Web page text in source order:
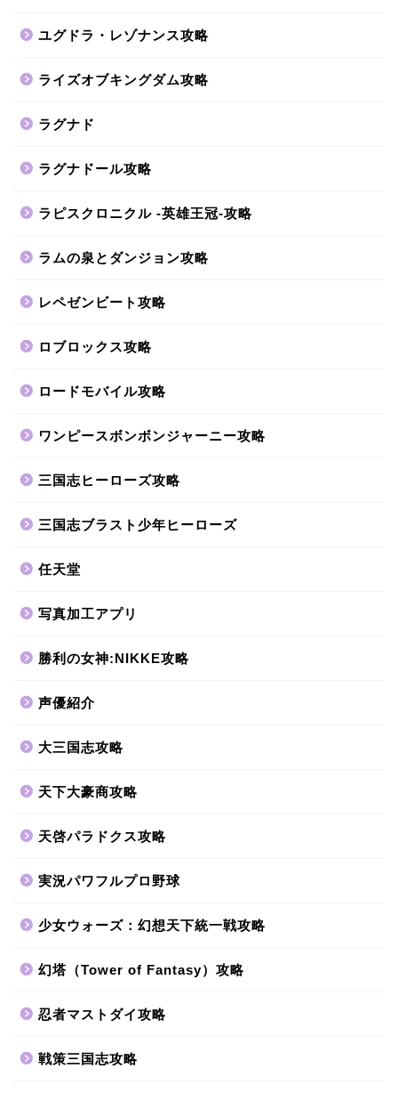
ユグドラ・レゾナンス攻略
ライズオブキングダム攻略
ラグナド
ラグナドール攻略
ラピスクロニクル -英雄王冠-攻略
ラムの泉とダンジョン攻略
レペゼンビート攻略
ロブロックス攻略
ロードモバイル攻略
ワンピースボンボンジャーニー攻略
三国志ヒーローズ攻略
三国志ブラスト少年ヒーローズ
任天堂
写真加工アプリ
勝利の女神:NIKKE攻略
声優紹介
大三国志攻略
天下大豪商攻略
天啓パラドクス攻略
実況パワフルプロ野球
少女ウォーズ：幻想天下統一戦攻略
幻塔（Tower of Fantasy）攻略
忍者マストダイ攻略
戦策三国志攻略